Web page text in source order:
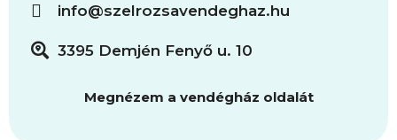
info@szelrozsavendeghaz.hu
3395 Demjén Fenyő u. 10
Megnézem a vendégház oldalát